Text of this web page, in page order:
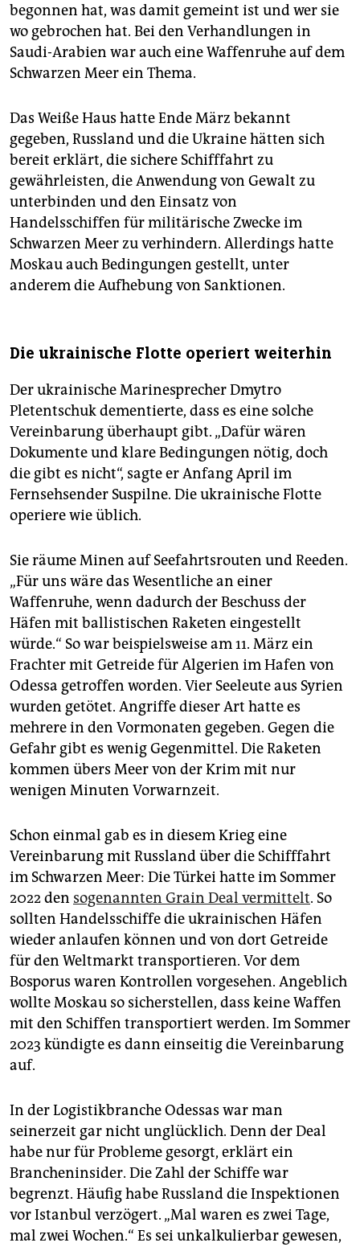
begonnen hat, was damit gemeint ist und wer sie
wo gebrochen hat. Bei den Verhandlungen in
Saudi-Arabien war auch eine Waffenruhe auf dem
Schwarzen Meer ein Thema.
Das Weiße Haus hatte Ende März bekannt
gegeben, Russland und die Ukraine hätten sich
bereit erklärt, die sichere Schifffahrt zu
gewährleisten, die Anwendung von Gewalt zu
unterbinden und den Einsatz von
Handelsschiffen für militärische Zwecke im
Schwarzen Meer zu verhindern. Allerdings hatte
Moskau auch Bedingungen gestellt, unter
anderem die Aufhebung von Sanktionen.
Die ukrainische Flotte operiert weiterhin
Der ukrainische Marinesprecher Dmytro
Pletentschuk dementierte, dass es eine solche
Vereinbarung überhaupt gibt. „Dafür wären
Dokumente und klare Bedingungen nötig, doch
die gibt es nicht“, sagte er Anfang April im
Fernsehsender Suspilne. Die ukrainische Flotte
operiere wie üblich.
Sie räume Minen auf Seefahrtsrouten und Reeden.
„Für uns wäre das Wesentliche an einer
Waffenruhe, wenn dadurch der Beschuss der
Häfen mit ballistischen Raketen eingestellt
würde.“ So war beispielsweise am 11. März ein
Frachter mit Getreide für Algerien im Hafen von
Odessa getroffen worden. Vier Seeleute aus Syrien
wurden getötet. Angriffe dieser Art hatte es
mehrere in den Vormonaten gegeben. Gegen die
Gefahr gibt es wenig Gegenmittel. Die Raketen
kommen übers Meer von der Krim mit nur
wenigen Minuten Vorwarnzeit.
Schon einmal gab es in diesem Krieg eine
Vereinbarung mit Russland über die Schifffahrt
im Schwarzen Meer: Die Türkei hatte im Sommer
2022 den sogenannten Grain Deal vermittelt. So
sollten Handelsschiffe die ukrainischen Häfen
wieder anlaufen können und von dort Getreide
für den Weltmarkt transportieren. Vor dem
Bosporus waren Kontrollen vorgesehen. Angeblich
wollte Moskau so sicherstellen, dass keine Waffen
mit den Schiffen transportiert werden. Im Sommer
2023 kündigte es dann einseitig die Vereinbarung
auf.
In der Logistikbranche Odessas war man
seinerzeit gar nicht unglücklich. Denn der Deal
habe nur für Probleme gesorgt, erklärt ein
Brancheninsider. Die Zahl der Schiffe war
begrenzt. Häufig habe Russland die Inspektionen
vor Istanbul verzögert. „Mal waren es zwei Tage,
mal zwei Wochen.“ Es sei unkalkulierbar gewesen,